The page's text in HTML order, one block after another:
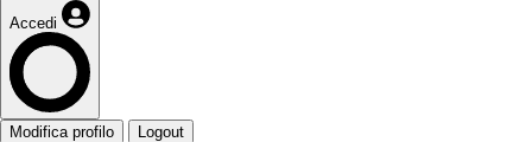
Accedi
Modifica profilo Logout